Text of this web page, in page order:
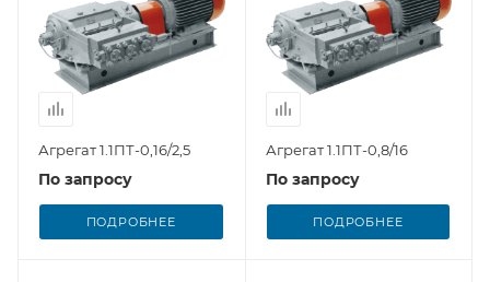
Агрегат 1.1ПТ-0,16/2,5
По запросу
ПОДРОБНЕЕ
Агрегат 1.1ПТ-0,8/16
По запросу
ПОДРОБНЕЕ